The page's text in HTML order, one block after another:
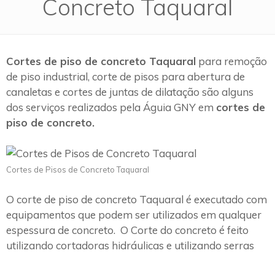
Concreto Taquaral
Cortes de piso de concreto Taquaral para remoção
de piso industrial, corte de pisos para abertura de
canaletas e cortes de juntas de dilatação são alguns
dos serviços realizados pela Águia GNY em cortes de
piso de concreto.
Cortes de Pisos de Concreto Taquaral
O corte de piso de concreto Taquaral é executado com
equipamentos que podem ser utilizados em qualquer
espessura de concreto. O Corte do concreto é feito
utilizando cortadoras hidráulicas e utilizando serras